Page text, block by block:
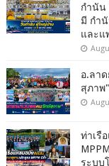
กำนัน
มี กำ
และแ
อ.ลา
สุภาพ
ท่าเรื
ระบบ